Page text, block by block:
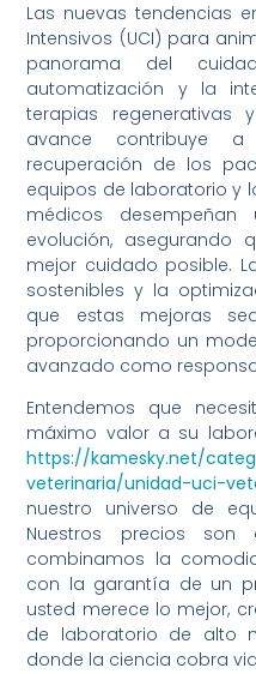
Las nuevas tendencias
Intensivos (UCI) para
panorama del
automatización y la
terapias regenerativas
avance contribuye
recuperación de los
equipos de laboratorio y
médicos
evolución, asegurando
mejor cuidado posible.
sostenibles y la
que estas mejoras
proporcionando un
avanzado como
Entendemos que
máximo valor a su
https://kamesky.net/
veterinaria/unidad-uci-
nuestro universo de
Nuestros precios son
combinamos la
con la garantía de un
usted merece lo mejor,
de laboratorio de alto
donde la ciencia cobra